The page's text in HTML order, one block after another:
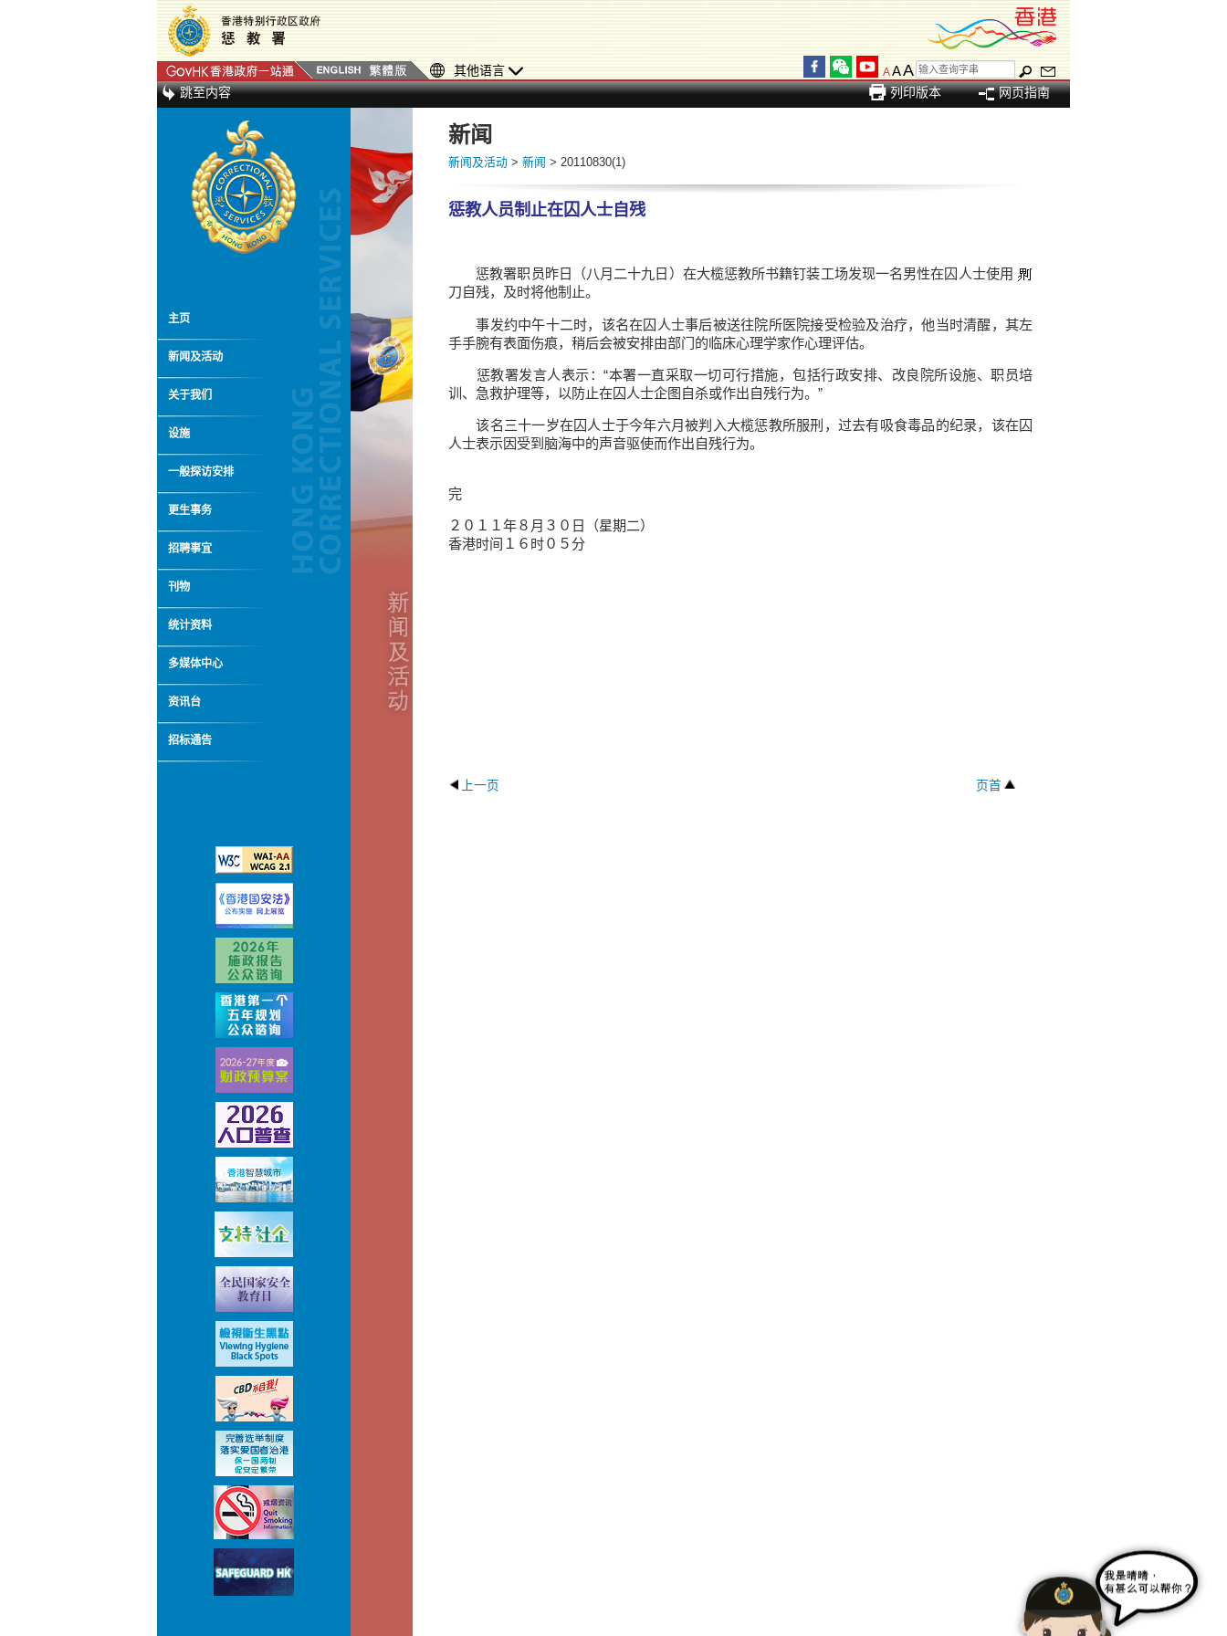
其他语言 AAA
跳至内容 列印版本 网页指南
主页
新闻及活动
关于我们
设施
一般探访安排
更生事务
招聘事宜
刊物
统计资料
多媒体中心
资讯台
招标通告
新闻
新闻及活动 > 新闻 > 20110830(1)
惩教人员制止在囚人士自残
惩教署职员昨日（八月二十九日）在大榄惩教所书籍钉装工场发现一名男性在囚人士使用
刀自残，及时将他制止。
事发约中午十二时，该名在囚人士事后被送往院所医院接受检验及治疗，他当时清醒，其左
手手腕有表面伤痕，稍后会被安排由部门的临床心理学家作心理评估。
惩教署发言人表示：“本署一直采取一切可行措施，包括行政安排、改良院所设施、职员培
训、急救护理等，以防止在囚人士企图自杀或作出自残行为。”
该名三十一岁在囚人士于今年六月被判入大榄惩教所服刑，过去有吸食毒品的纪录，该在囚
人士表示因受到脑海中的声音驱使而作出自残行为。
完
２０１１年８月３０日（星期二）
香港时间１６时０５分
上一页 页首